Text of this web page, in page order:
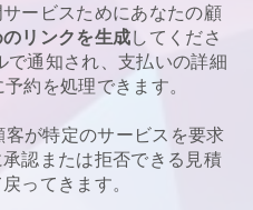
ービスためにあなたの顧
リンクを生成してくださ
で通知され、支払いの詳細
約を処理できます。
客が特定のサービスを要求
認または拒否できる見積
ってきます。